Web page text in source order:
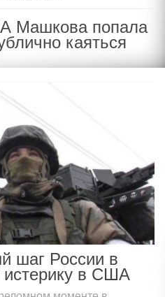
Машкова попала
каяться
шаг России в
в США